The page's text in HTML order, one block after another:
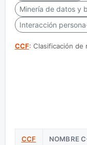
Minería de datos y
Interacción
CCF: Clasificación de
CCF NOMBRE